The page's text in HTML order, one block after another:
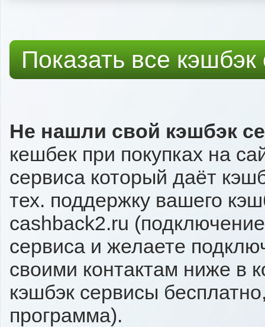
Показать все
Не нашли свой кэшбэк
кешбек при покупках на
сервиса который даёт
тех. поддержку вашего
cashback2.ru
сервиса и желаете
своими контактам ниже в
кэшбэк сервисы
программа).